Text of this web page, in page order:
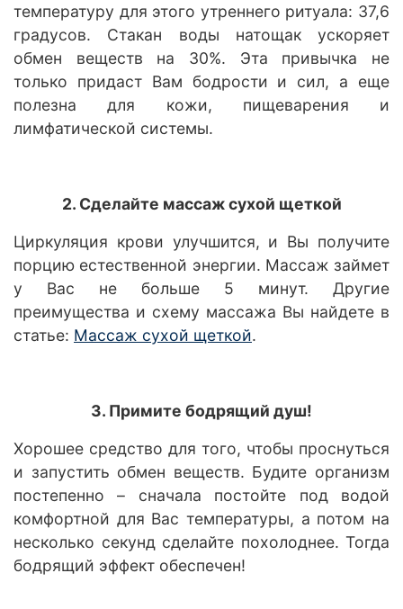
температуру для этого утреннего ритуала: 37,6
градусов. Стакан воды натощак ускоряет
обмен веществ на 30%. Эта привычка не
только придаст Вам бодрости и сил, а еще
полезна для кожи, пищеварения и
лимфатической системы.
2. Сделайте массаж сухой щеткой
Циркуляция крови улучшится, и Вы получите
порцию естественной энергии. Массаж займет
у Вас не больше 5 минут. Другие
преимущества и схему массажа Вы найдете в
статье: Массаж сухой щеткой.
3. Примите бодрящий душ!
Хорошее средство для того, чтобы проснуться
и запустить обмен веществ. Будите организм
постепенно – сначала постойте под водой
комфортной для Вас температуры, а потом на
несколько секунд сделайте похолоднее. Тогда
бодрящий эффект обеспечен!